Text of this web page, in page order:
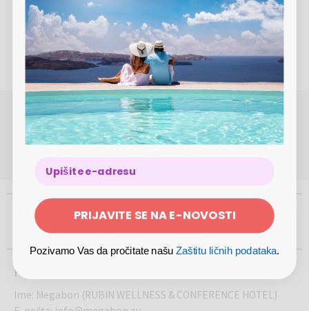
Kućni ljubimci su dozvoljeni uz doplatu u iznosu od 10
€/kućni ljubimac/noć
Boravišna taksa u iznosu od 2 €/osoba od 14 godina
nadalje/noć nije uključena u cenu
POTREBNA VAM JE POMOĆ OKO REZERVACIJE ILI
KUPOVINE?
(Pon-Pet 8.00 - 17.00)
100%
SIGURNA
KUPOVINA
500.000
KORISNIKA
5
TRŽIŠTA
USTANOVLJEN
2012.
GODINE
Ponuđač
Ime: Megabon (RUBIN WELLNESS & CONFERENCE HOTEL)
PRIJAVITE SE NA E-NOVOSTI
Pozivamo Vas da pročitate našuZaštitu ličnih podataka.